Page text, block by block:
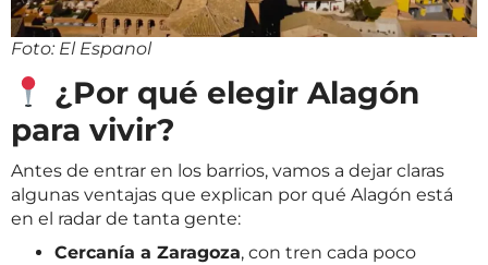
Foto: El Espanol
¿Por qué elegir Alagón
para vivir?
Antes de entrar en los barrios, vamos a dejar claras
algunas ventajas que explican por qué Alagón está
en el radar de tanta gente:
Cercanía a Zaragoza, con tren cada poco